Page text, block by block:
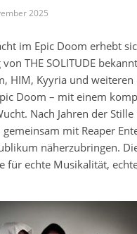
2025
im Epic Doom erhebt
THE SOLITUDE
HIM, Kyyria und weiteren
Doom – mit einem
Nach Jahren der
mit Reaper
näherzubringen.
für echte Musikalität,